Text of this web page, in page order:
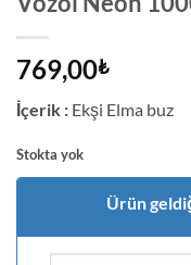
769,00₺
İçerik : Ekşi Elma buz
Stokta yok
Ürün